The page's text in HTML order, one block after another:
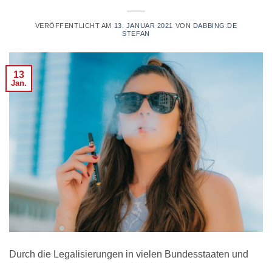
VERÖFFENTLICHT AM 13. JANUAR 2021 VON DABBING.DE
STEFAN
13
Jan.
Durch die Legalisierungen in vielen Bundesstaaten und